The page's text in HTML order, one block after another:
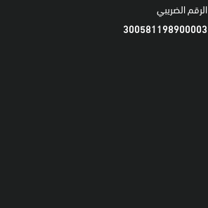
الرقم الضريبي
300581198900003